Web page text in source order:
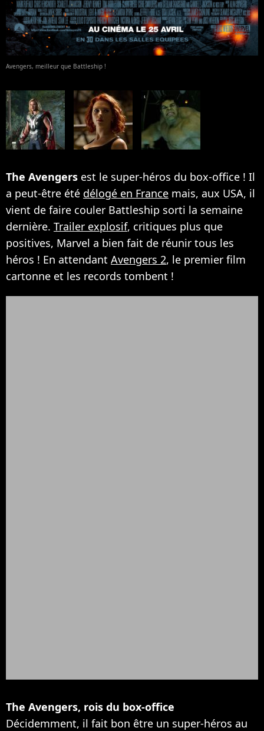
Avengers, meilleur que Battleship !
The Avengers est le super-héros du box-office ! Il
a peut-être été délogé en France mais, aux USA, il
vient de faire couler Battleship sorti la semaine
dernière. Trailer explosif, critiques plus que
positives, Marvel a bien fait de réunir tous les
héros ! En attendant Avengers 2, le premier film
cartonne et les records tombent !
The Avengers, rois du box-office
Décidemment, il fait bon être un super-héros au